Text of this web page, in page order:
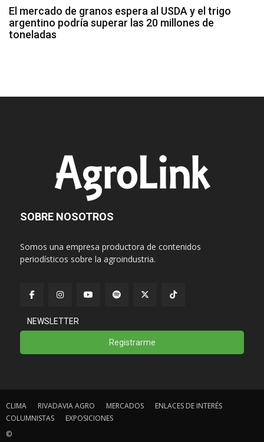
El mercado de granos espera al USDA y el trigo
argentino podría superar las 20 millones de
toneladas
SOBRE NOSOTROS
Somos una empresa productora de contenidos
periodísticos sobre la agroindustria.
NEWSLETTER
Registrarme
CLIMA RIVADAVIA AGRO MERCADOS
ENLACES DE INTERÉS
COLUMNISTAS
EXPOSICIONES
©